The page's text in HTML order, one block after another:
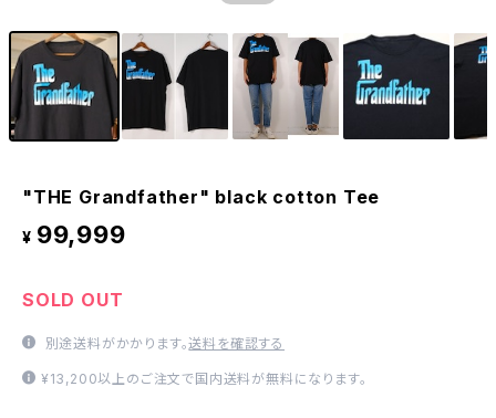
"THE Grandfather" black cotton Tee
¥ 99,999
SOLD OUT
別途送料がかかります。送料を確認する
¥13,200以上のご注文で国内送料が無料になります。